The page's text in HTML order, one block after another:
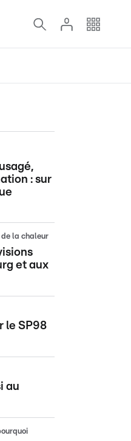
: sur
la chaleur
et aux
le SP98
au